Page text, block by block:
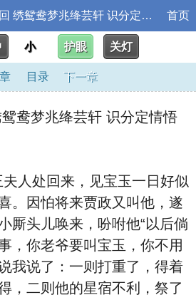
红楼梦_第三十六回 绣鸳鸯梦兆绛芸轩 识分定情悟梨香院 首页
小 护眼 关灯
目录 下一章
梦兆绛芸轩 识分定情悟
处回来，见宝玉一日好似
。因怕将来贾政又叫他，遂
厮头儿唤来，吩咐他“以后倘
，你老爷要叫宝玉，你不用
我说了：一则打重了，得着
，二则他的星宿不利，祭了